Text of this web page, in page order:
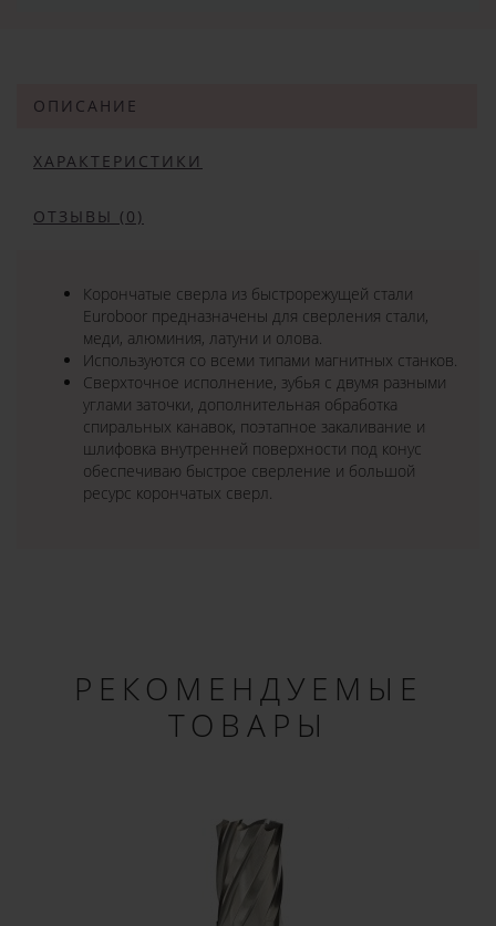
ОПИСАНИЕ
ХАРАКТЕРИСТИКИ
ОТЗЫВЫ (0)
Корончатые сверла из быстрорежущей стали
Euroboor предназначены для сверления стали,
меди, алюминия, латуни и олова.
Используются со всеми типами магнитных станков.
Сверхточное исполнение, зубья с двумя разными
углами заточки, дополнительная обработка
спиральных канавок, поэтапное закаливание и
шлифовка внутренней поверхности под конус
обеспечиваю быстрое сверление и большой
ресурс корончатых сверл.
РЕКОМЕНДУЕМЫЕ
ТОВАРЫ